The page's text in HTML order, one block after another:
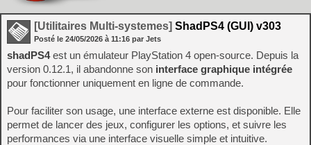
[Utilitaires Multi-systemes] ShadPS4 (GUI) v303
Posté le 24/05/2026 à 11:16 par Jets
shadPS4est un émulateur PlayStation 4 open-source. Depuis la
version 0.12.1, il abandonne son interface graphique intégrée
pour fonctionner uniquement en ligne de commande.
Pour faciliter son usage, une interface externe est disponible. Elle
permet de lancer des jeux, configurer les options, et suivre les
performances via une interface visuelle simple et intuitive.